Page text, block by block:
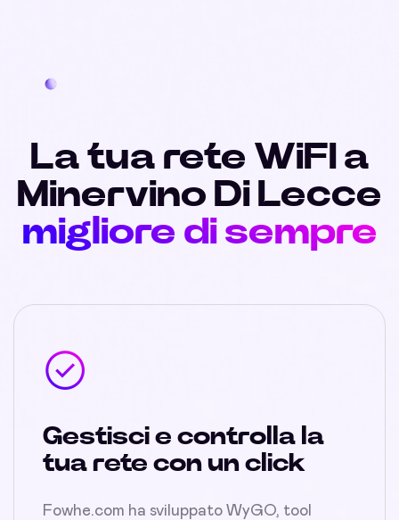
La tua rete WiFI a
Minervino Di Lecce
migliore di sempre
Gestisci e controlla la
tua rete con un click
Fowhe.com ha sviluppato WyGO, tool